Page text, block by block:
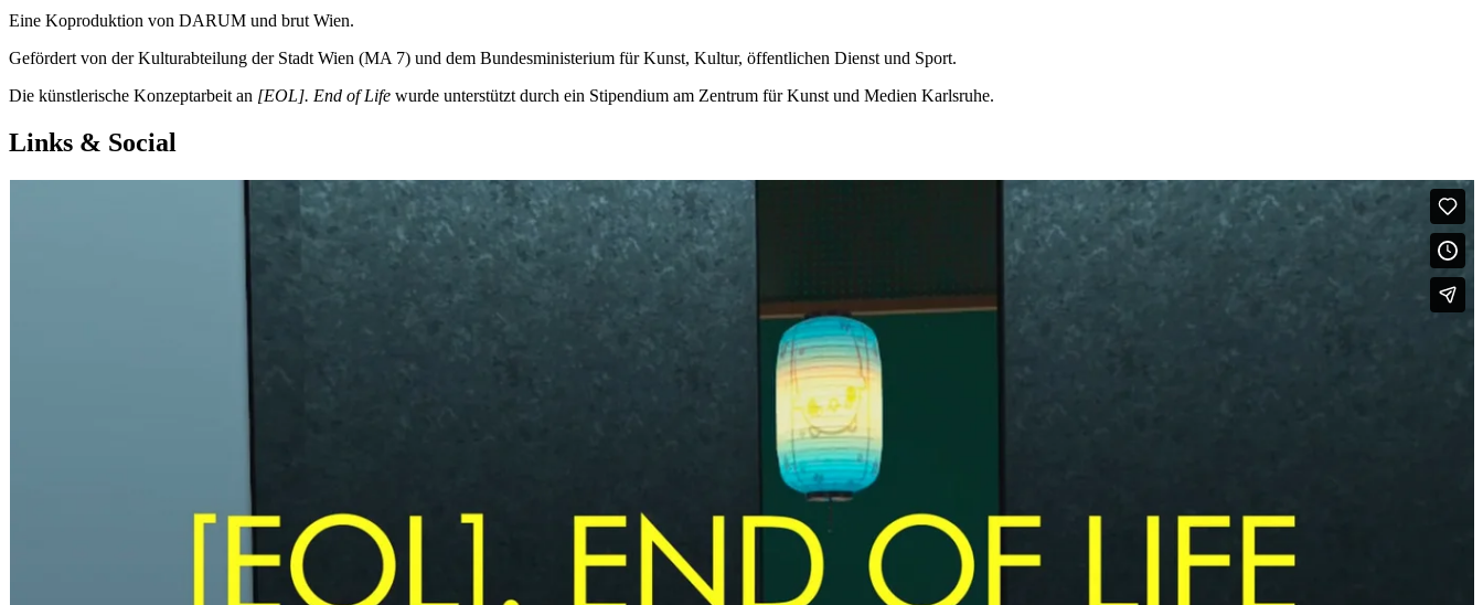
Eine Koproduktion von DARUM und brut Wien.
Gefördert von der Kulturabteilung der Stadt Wien (MA 7) und dem Bundesministerium für Kunst, Kultur, öffentlichen Dienst und Sport.
Die künstlerische Konzeptarbeit an [EOL]. End of Life wurde unterstützt durch ein Stipendium am Zentrum für Kunst und Medien Karlsruhe.
Links & Social